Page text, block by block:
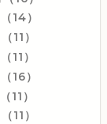
14）
11）
11）
16）
11）
11）